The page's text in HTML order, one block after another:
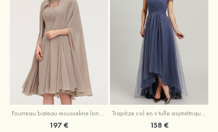
Fourreau bateau mousseline longueur genou robe de mère de la mariée avec appliqué plissé veste
197 €
Trapèze col en v tulle asymétrique robe de mère de la mariée
158 €